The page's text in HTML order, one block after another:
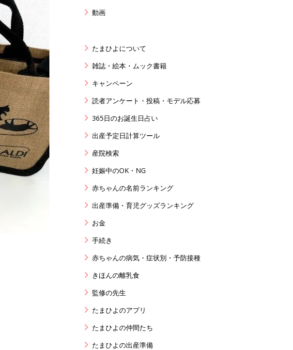
動画
たまひよについて
雑誌・絵本・ムック書籍
キャンペーン
読者アンケート・投稿・モデル応募
365日のお誕生日占い
出産予定日計算ツール
産院検索
妊娠中のOK・NG
赤ちゃんの名前ランキング
出産準備・育児グッズランキング
お金
手続き
赤ちゃんの病気・症状別・予防接種
きほんの離乳食
監修の先生
たまひよのアプリ
たまひよの仲間たち
たまひよの出産準備